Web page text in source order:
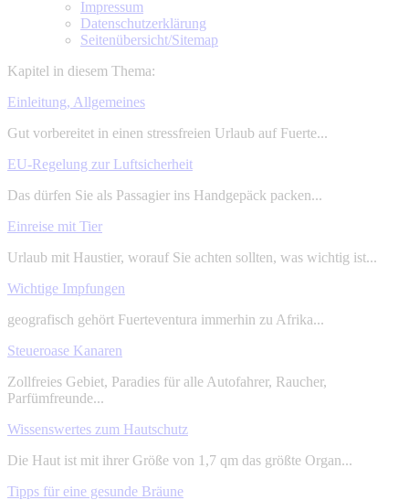
Impressum
Datenschutzerklärung
Seitenübersicht/Sitemap
Kapitel in diesem Thema:
Einleitung, Allgemeines
Gut vorbereitet in einen stressfreien Urlaub auf Fuerte...
EU-Regelung zur Luftsicherheit
Das dürfen Sie als Passagier ins Handgepäck packen...
Einreise mit Tier
Urlaub mit Haustier, worauf Sie achten sollten, was wichtig ist...
Wichtige Impfungen
geografisch gehört Fuerteventura immerhin zu Afrika...
Steueroase Kanaren
Zollfreies Gebiet, Paradies für alle Autofahrer, Raucher,
Parfümfreunde...
Wissenswertes zum Hautschutz
Die Haut ist mit ihrer Größe von 1,7 qm das größte Organ...
Tipps für eine gesunde Bräune